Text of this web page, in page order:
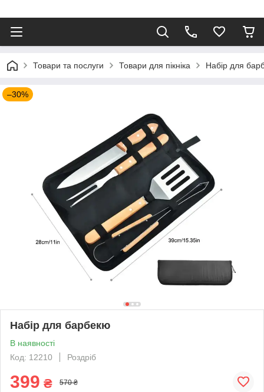
Товари та послуги Товари для пікніка Набір для
–30%
Набір для барбекю
В наявності
Код: 12210
Роздріб
399 ₴ 570 ₴